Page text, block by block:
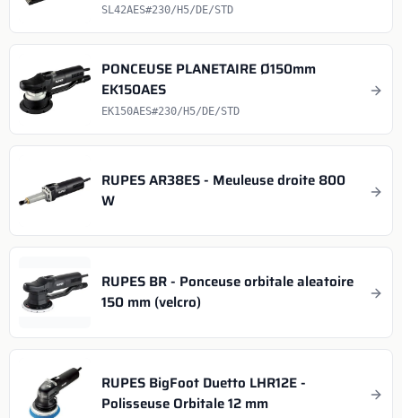
SL42AES#230/H5/DE/STD
PONCEUSE PLANETAIRE Ø150mm
EK150AES
EK150AES#230/H5/DE/STD
RUPES AR38ES - Meuleuse droite 800
W
RUPES BR - Ponceuse orbitale aleatoire
150 mm (velcro)
RUPES BigFoot Duetto LHR12E -
Polisseuse Orbitale 12 mm